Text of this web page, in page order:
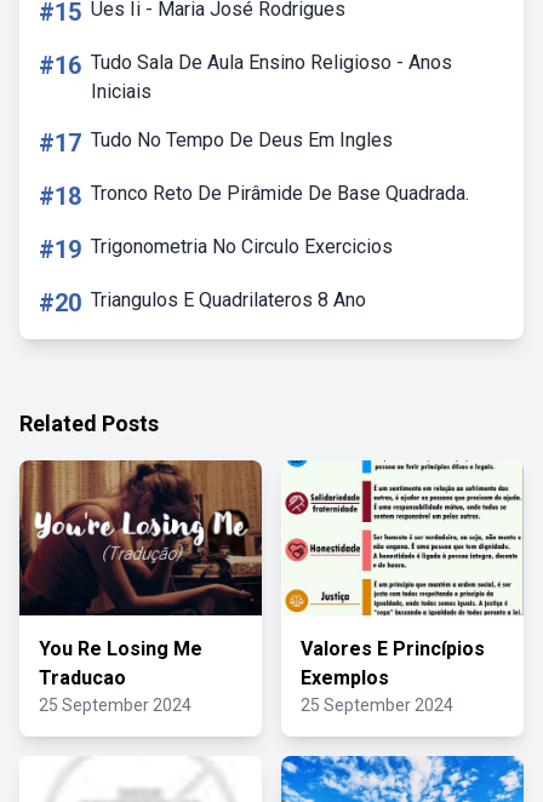
#15 Ues Ii - Maria José Rodrigues
#16 Tudo Sala De Aula Ensino Religioso - Anos
Iniciais
#17 Tudo No Tempo De Deus Em Ingles
#18 Tronco Reto De Pirâmide De Base Quadrada.
#19 Trigonometria No Circulo Exercicios
#20 Triangulos E Quadrilateros 8 Ano
Related Posts
You Re Losing Me
Traducao
25 September 2024
Valores E Princípios
Exemplos
25 September 2024